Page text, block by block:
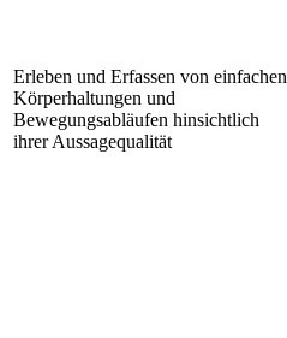
Erleben und Erfassen von einfachen
Körperhaltungen und
Bewegungsabläufen hinsichtlich
ihrer Aussagequalität